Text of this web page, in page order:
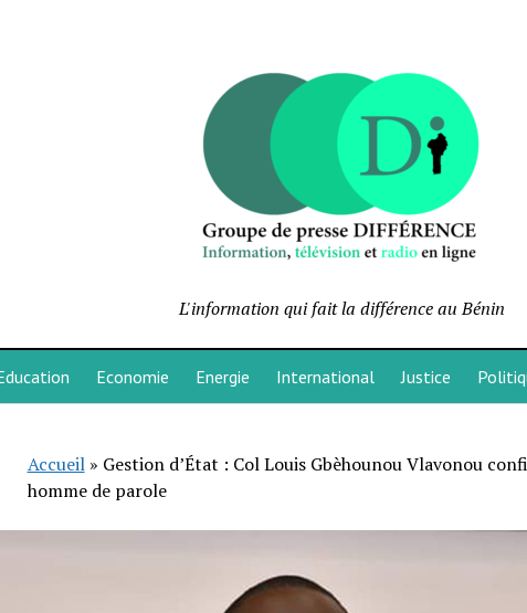
L'information qui fait la différence au Bénin
Economie Energie International Justice
Accueil» Gestion d’État : Col Louis Gbèhounou Vlavonou
homme de parole